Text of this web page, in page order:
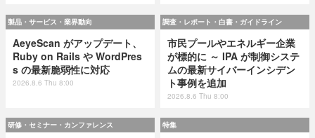
製品・サービス・業界動向
AeyeScan がアップデート、
Ruby on Rails や WordPres
s の最新脆弱性に対応
2026.8.6 Thu 8:00
調査・レポート・白書・ガイドライン
市民プールやエネルギー企業
が標的に ～ IPA が制御システ
ムの最新サイバーインシデン
ト事例を追加
2026.8.6 Thu 8:00
研修・セミナー・カンファレンス 特集